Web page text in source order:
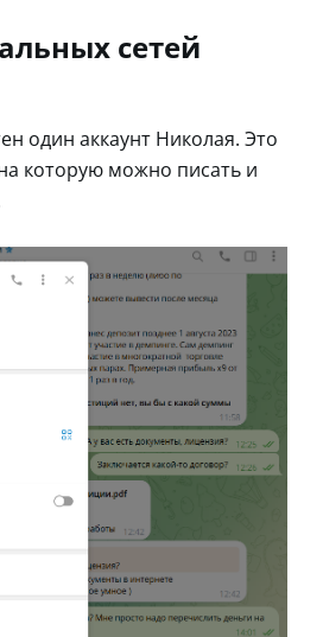
сетей
один аккаунт Николая. Это
которую можно писать и